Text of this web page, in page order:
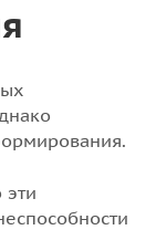
эти